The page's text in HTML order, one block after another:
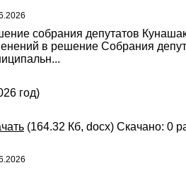
собрания депутатов
в решение Собрания
год)
(164.32 Кб, docx) Скачано: 0